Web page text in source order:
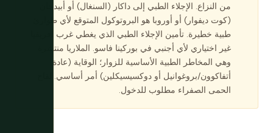
من النزاع. الإجلاء الطبي إلى داكار (السنغال) أو أبيدجان
(كوت ديفوار) أو أوروبا هو البروتوكول المتوقع لأي طوارئ
طبية خطيرة. تأمين الإجلاء الطبي الذي يغطي غرب أفريقيا
غير اختياري لأي أجنبي في بوركينا فاسو. الملاريا منتشرة
وهي المخاطر الطبية الأساسية للزوار؛ الوقاية (عادة
أتفاكوون/بروغوانيل أو دوكسيسيكلين) أمر أساسي. لقاح
الحمى الصفراء مطلوب للدخول.